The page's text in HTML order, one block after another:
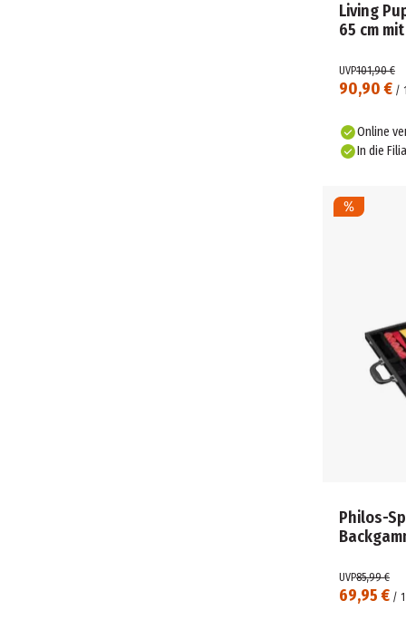
Living
65 cm
90,90 € / 1
UVP101,90 €
Online
In die
Philos-
69,95 € / 1
UVP85,99 €